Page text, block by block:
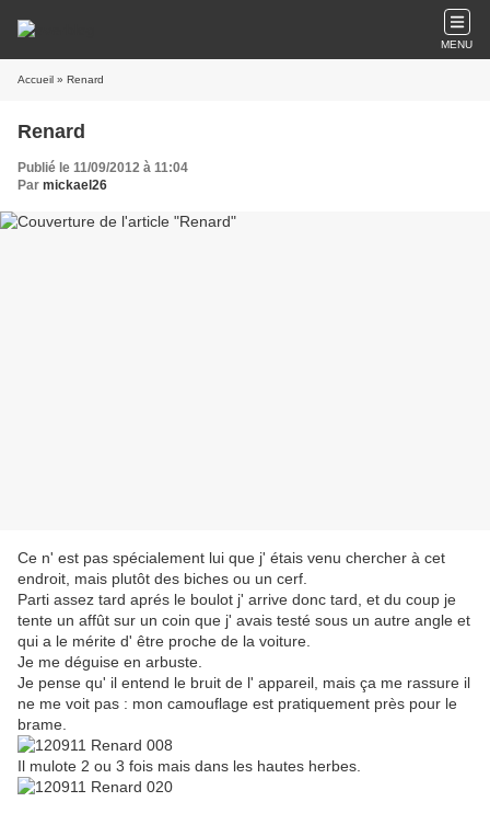
MENU
Accueil » Renard
Renard
Publié le 11/09/2012 à 11:04
Par mickael26
Ce n' est pas spécialement lui que j' étais venu chercher à cet
endroit, mais plutôt des biches ou un cerf.
Parti assez tard aprés le boulot j' arrive donc tard, et du coup je
tente un affût sur un coin que j' avais testé sous un autre angle et
qui a le mérite d' être proche de la voiture.
Je me déguise en arbuste.
Je pense qu' il entend le bruit de l' appareil, mais ça me rassure il
ne me voit pas : mon camouflage est pratiquement près pour le
brame.
Il mulote 2 ou 3 fois mais dans les hautes herbes.